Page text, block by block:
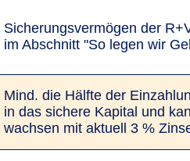
Siche­­r­ungs­­­ver­mö­­­gen der
im Abschnitt "So legen wir
Mind. die Hälfte der
in das sichere Kapital und
wachsen mit aktuell 3 %